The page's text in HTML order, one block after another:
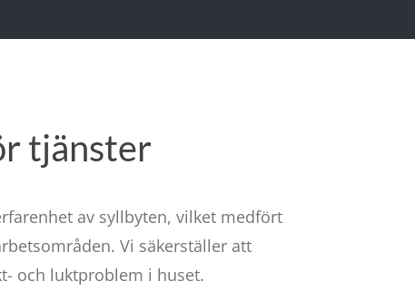
tjänster
av syllbyten, vilket medfört
Vi säkerställer att
och luktproblem i huset.